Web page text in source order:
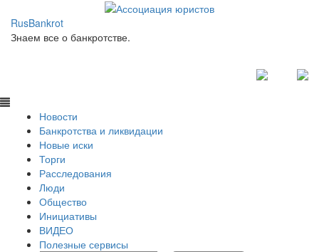
RusBankrot
Знаем все о банкротстве.
Новости
Банкротства и ликвидации
Новые иски
Торги
Расследования
Люди
Общество
Инициативы
ВИДЕО
Полезные сервисы